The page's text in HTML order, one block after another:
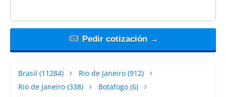
Pedir cotización →
Brasil (11284) Rio de Janeiro(912)
Rio de Janeiro (338) Botafogo(6)